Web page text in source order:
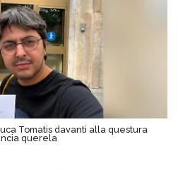
Tomatis davanti alla questura
querela